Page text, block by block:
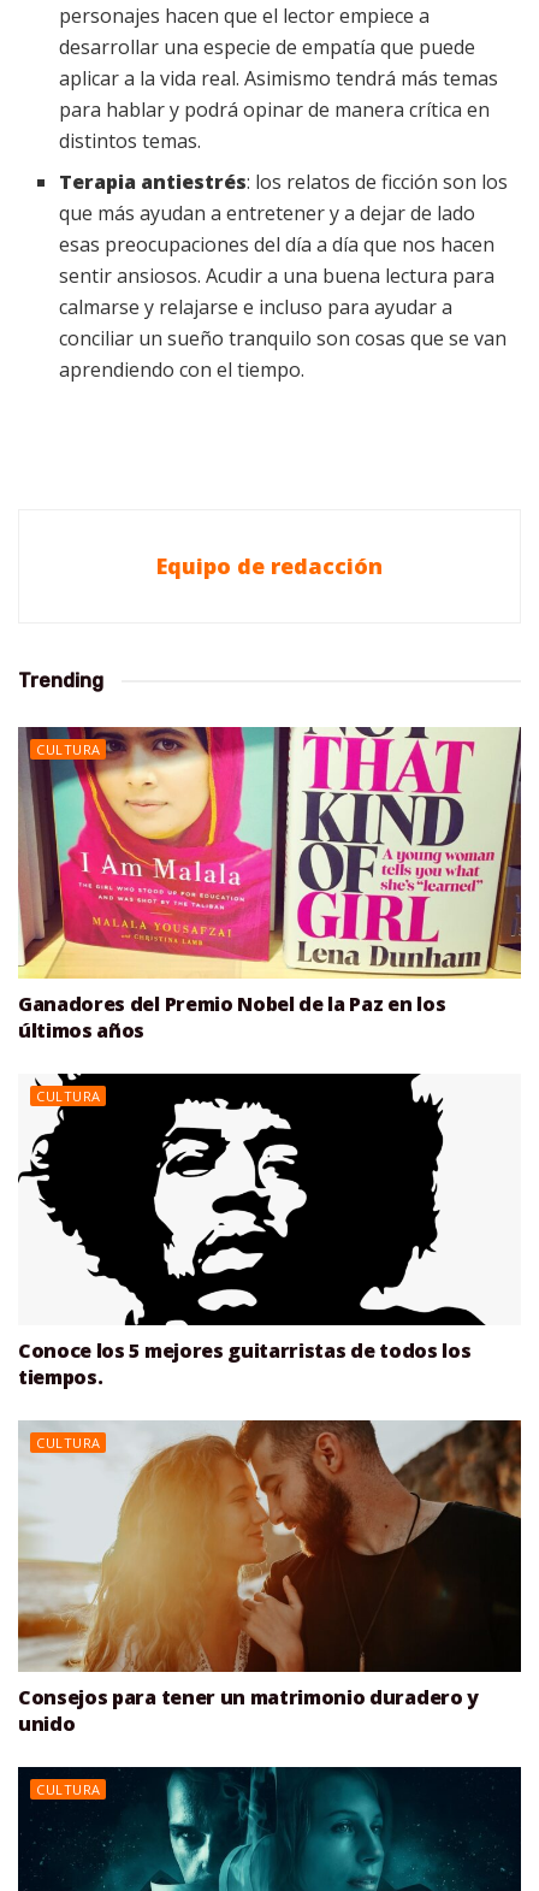
personajes hacen que el lector empiece a
desarrollar una especie de empatía que puede
aplicar a la vida real. Asimismo tendrá más temas
para hablar y podrá opinar de manera crítica en
distintos temas.
Terapia antiestrés: los relatos de ficción son los
que más ayudan a entretener y a dejar de lado
esas preocupaciones del día a día que nos hacen
sentir ansiosos. Acudir a una buena lectura para
calmarse y relajarse e incluso para ayudar a
conciliar un sueño tranquilo son cosas que se van
aprendiendo con el tiempo.
Equipo de redacción
Trending
CULTURA
Ganadores del Premio Nobel de la Paz en los
últimos años
CULTURA
Conoce los 5 mejores guitarristas de todos los
tiempos.
CULTURA
Consejos para tener un matrimonio duradero y
unido
CULTURA